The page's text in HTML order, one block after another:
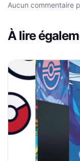
Aucun commentaire
À lire